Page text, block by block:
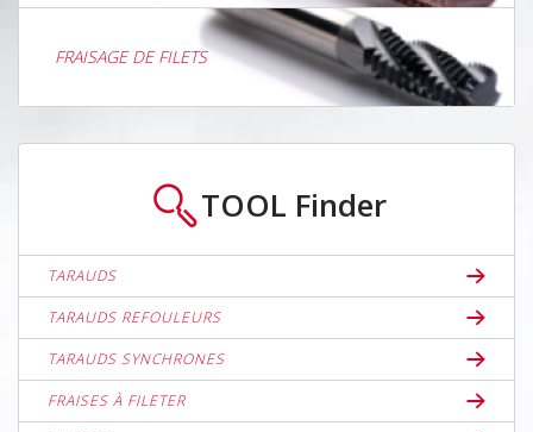
FRAISAGE DE FILETS
TOOL Finder
TARAUDS
TARAUDS REFOULEURS
TARAUDS SYNCHRONES
FRAISES À FILETER